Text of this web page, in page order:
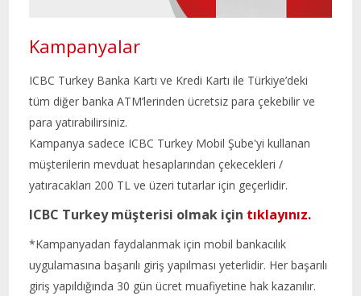
Kampanyalar
ICBC Turkey Banka Kartı ve Kredi Kartı ile Türkiye’deki
tüm diğer banka ATM’lerinden ücretsiz para çekebilir ve
para yatırabilirsiniz.
Kampanya sadece ICBC Turkey Mobil Şube'yi kullanan
müşterilerin mevduat hesaplarından çekecekleri /
yatıracakları 200 TL ve üzeri tutarlar için geçerlidir.
ICBC Turkey müşterisi olmak için tıklayınız.
*Kampanyadan faydalanmak için mobil bankacılık
uygulamasına başarılı giriş yapılması yeterlidir. Her başarılı
giriş yapıldığında 30 gün ücret muafiyetine hak kazanılır.